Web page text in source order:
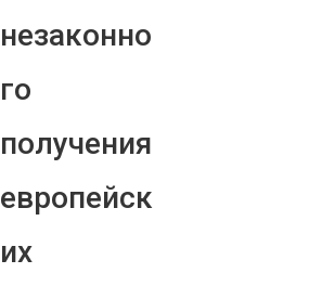
незаконно
го
получения
европейск
их